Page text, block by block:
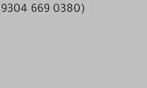
669 0380)